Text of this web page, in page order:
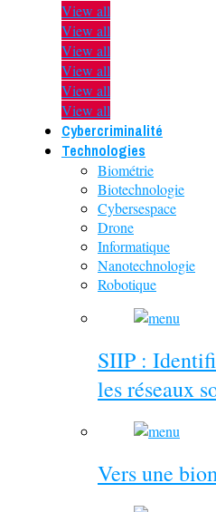
View all
View all
View all
View all
View all
View all
Cybercriminalité
Technologies
Biométrie
Biotechnologie
Cybersespace
Drone
Informatique
Nanotechnologie
Robotique
SIIP :
les réseaux
Vers une